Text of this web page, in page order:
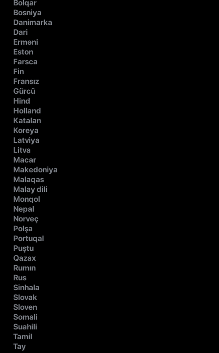
Bolqar
Bosniya
Danimarka
Dari
Erməni
Eston
Farsca
Fin
Fransız
Gürcü
Hind
Holland
Katalan
Koreya
Latviya
Litva
Macar
Makedoniya
Malaqas
Malay dili
Monqol
Nepal
Norveç
Polşa
Portuqal
Puştu
Qazax
Rumın
Rus
Sinhala
Slovak
Sloven
Somali
Suahili
Tamil
Tay